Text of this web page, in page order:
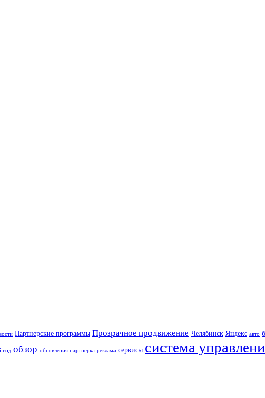
Партнерские программы Прозрачное продвижение Челябинск Яндекс авто
год обзор обновления партнерка реклама сервисы система